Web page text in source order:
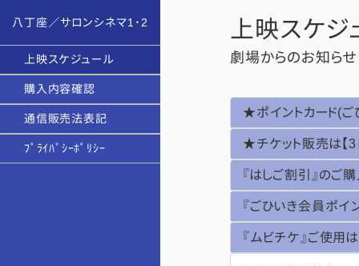
八丁座／サロンシネマ1･2
上映スケジュール
購入内容確認
通信販売法表記
ﾌﾟﾗｲﾊﾞｼｰﾎﾟﾘｼｰ
上映スケジ
劇場からのお知らせ
★ポイントカード(ご
★チケット販売は【
『はしご割引』のご
『ごひいき会員ポイ
『ムビチケ』ご使用